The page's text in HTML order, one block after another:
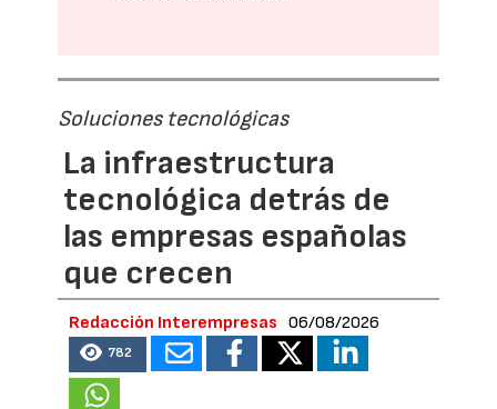
Soluciones tecnológicas
La infraestructura
tecnológica detrás de
las empresas españolas
que crecen
Redacción Interempresas 06/08/2026
782